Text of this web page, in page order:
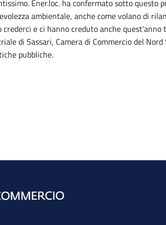
Ener.loc. ha confermato sotto
ambientale, anche come volano di
e ci hanno creduto anche
di Sassari, Camera di Commercio del
pubbliche.